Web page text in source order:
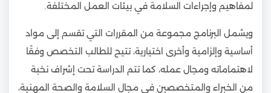
لمفاهيم وإجراءات السلامة في بيئات العمل المختلفة.
ويشمل البرنامج مجموعة من المقررات التي تقسم إلى مواد
أساسية وإلزامية وأخرى اختيارية، تتيح للطالب التخصص وفقًا
لاهتماماته ومجال عمله، كما تتم الدراسة تحت إشراف نخبة
من الخبراء والمتخصصين في مجال السلامة والصحة المهنية،